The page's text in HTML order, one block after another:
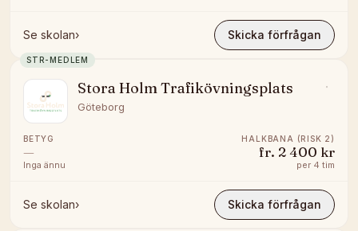
Se skolan› Skicka förfrågan
STR-MEDLEM
Stora Holm Trafikövningsplats
Göteborg
BETYG
—
Inga ännu
HALKBANA (RISK 2)
fr. 2 400 kr
per 4 tim
Se skolan› Skicka förfrågan